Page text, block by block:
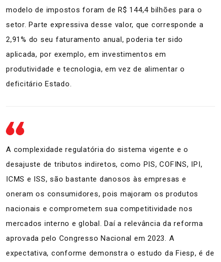
modelo de impostos foram de R$ 144,4 bilhões para o
setor. Parte expressiva desse valor, que corresponde a
2,91% do seu faturamento anual, poderia ter sido
aplicada, por exemplo, em investimentos em
produtividade e tecnologia, em vez de alimentar o
deficitário Estado.
A complexidade regulatória do sistema vigente e o
desajuste de tributos indiretos, como PIS, COFINS, IPI,
ICMS e ISS, são bastante danosos às empresas e
oneram os consumidores, pois majoram os produtos
nacionais e comprometem sua competitividade nos
mercados interno e global. Daí a relevância da reforma
aprovada pelo Congresso Nacional em 2023. A
expectativa, conforme demonstra o estudo da Fiesp, é de